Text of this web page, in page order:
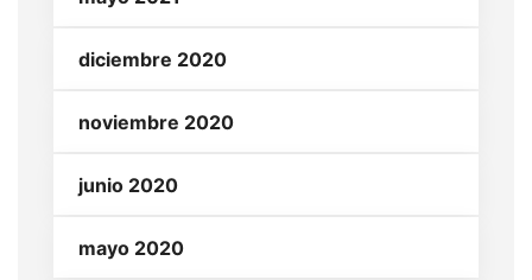
diciembre 2020
noviembre 2020
junio 2020
mayo 2020